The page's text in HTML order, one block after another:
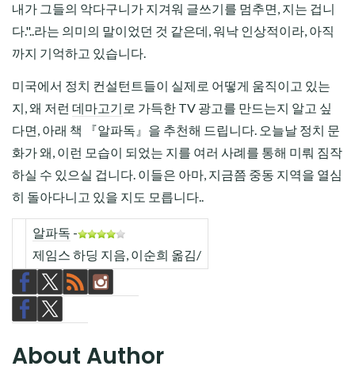
내가 그들의 악다구니가 지겨워 글쓰기를 멈추면, 지는 겁니
다."..라는 의미의 말이었던 것 같은데, 워낙 인상적이라, 아직
까지 기억하고 있습니다.
미국에서 정치 컨설턴트들이 실제로 어떻게 움직이고 있는
지, 왜 저런 데마고기 로 가득한 TV 광고를 만드는지 알고 싶
다면, 아래 책 『알파독』을 추천해 드립니다. 오늘날 정치 문
화가 왜, 이런 모습이 되었는 지를 여러 사례를 통해 미뤄 짐작
하실 수 있으실 겁니다. 이들은 아마, 지금쯤 중동 지역을 열심
히 돌아다니고 있을 지도 모릅니다..
알파독 -
제임스 하딩 지음, 이순희 옮김/
About Author